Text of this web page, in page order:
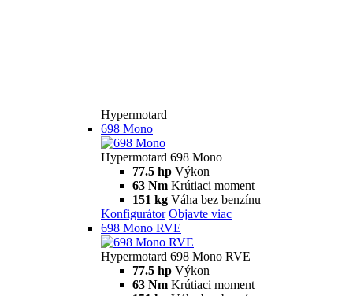
Hypermotard
698 Mono
Hypermotard 698 Mono
77.5 hp Výkon
63 Nm Krútiaci moment
151 kg Váha bez benzínu
Konfigurátor Objavte viac
698 Mono RVE
Hypermotard 698 Mono RVE
77.5 hp Výkon
63 Nm Krútiaci moment